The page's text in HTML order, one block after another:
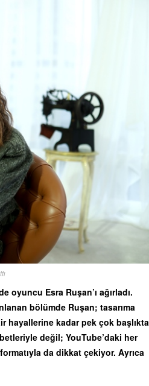
Esra Ruşan’ı ağırladı.
bölümde Ruşan; tasarıma
hayallerine kadar pek çok başlıkta
değil; YouTube’daki her
da dikkat çekiyor. Ayrıca